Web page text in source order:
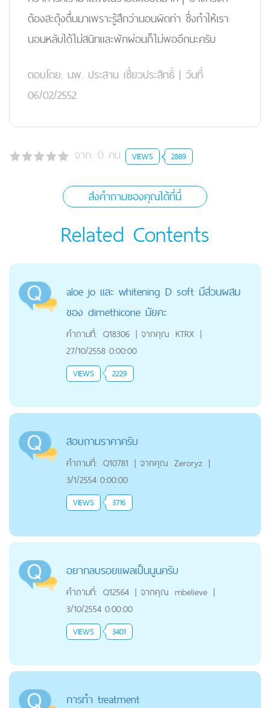
ต้องสะดุ้งตื่นมาเพราะรู้สึกว่านอนผิดท่า ซึ่งทำให้เรา
นอนหลับได้ไม่สนิทและพักผ่อนก็ไม่พออีกนะครับ
ตอบโดย: นพ. ประสาน เชี่ยวประสิทธิ์ | วันที่
06/02/2552
จาก: 0 คน VIEWS 2889
ส่งคำถามของคุณได้ที่นี่
Related Contents
aloe jo และ whitening D soft มีส่วนผสม
ของ dimethicone มััยคะ
คำถามที่: Q18306 | จากคุณ KTRX |
27/10/2558 0:00:00
VIEWS 2229
สอบถามราคาครับ
คำถามที่: Q10781 | จากคุณ Zeroryz |
3/1/2554 0:00:00
VIEWS 3716
อยากลบรอยแผลเป็นนูนครับ
คำถามที่: Q12564 | จากคุณ mbelieve |
3/10/2554 0:00:00
VIEWS 3401
การทำ treatment